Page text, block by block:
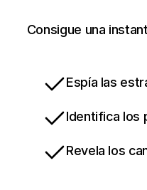
Consigue una
Espía las
Identifica los
Revela los